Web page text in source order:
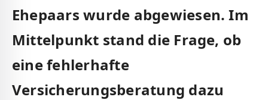
Ehepaars wurde abgewiesen. Im
Mittelpunkt stand die Frage, ob
eine fehlerhafte
Versicherungsberatung dazu